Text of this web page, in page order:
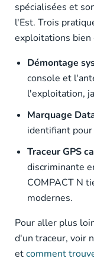
spécialisées et
l'Est. Trois
exploitations bien
Démontage
console et
l'exploitation,
Marquage
identifiant
Traceur GPS
discriminante
COMPACT N
modernes.
Pour aller plus
d'un traceur, voir
etcomment